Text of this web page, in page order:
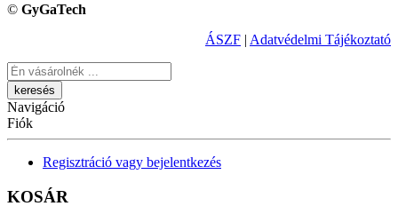
© GyGaTech
ÁSZF | Adatvédelmi Tájékoztató
Keresés
Navigáció
Fiók
Regisztráció vagy bejelentkezés
KOSÁR